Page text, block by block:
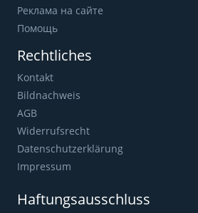
Реклама на сайте
Помощь
Rechtliches
Kontakt
Bildnachweis
AGB
Widerrufsrecht
Datenschutzerklärung
Impressum
Haftungsausschluss